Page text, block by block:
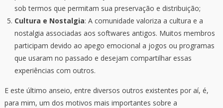
sob termos que permitam sua preservação e distribuição;
Cultura e Nostalgia: A comunidade valoriza a cultura e a
nostalgia associadas aos softwares antigos. Muitos membros
participam devido ao apego emocional a jogos ou programas
que usaram no passado e desejam compartilhar essas
experiências com outros.
E este último anseio, entre diversos outros existentes por aí, é,
para mim, um dos motivos mais importantes sobre a